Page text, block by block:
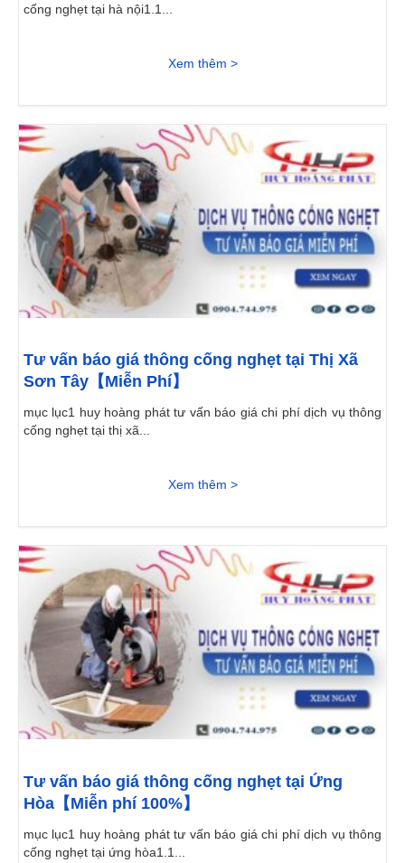
cống nghẹt tại hà nội1.1...
Xem thêm >
Tư vấn báo giá thông cống nghẹt tại Thị Xã
Sơn Tây【Miễn Phí】
mục lục1 huy hoàng phát tư vấn báo giá chi phí dịch vụ thông
cống nghẹt tại thị xã...
Xem thêm >
Tư vấn báo giá thông cống nghẹt tại Ứng
Hòa【Miễn phí 100%】
mục lục1 huy hoàng phát tư vấn báo giá chi phí dịch vụ thông
cống nghẹt tại ứng hòa1.1...